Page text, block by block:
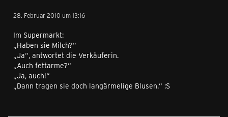
28. Februar 2010 um 13:16
Im Supermarkt:
„Haben sie Milch?“
„Ja“, antwortet die Verkäuferin.
„Auch fettarme?“
„Ja, auch!“
„Dann tragen sie doch langärmelige Blusen.“ :S